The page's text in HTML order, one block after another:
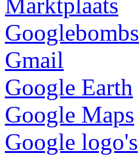
Googlebombs
Gmail
Google Earth
Google Maps
Google logo's